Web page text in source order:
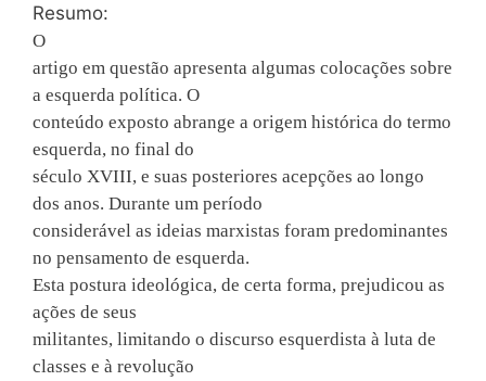
Resumo:
O
artigo em questão apresenta algumas colocações sobre
a esquerda política. O
conteúdo exposto abrange a origem histórica do termo
esquerda, no final do
século XVIII, e suas posteriores acepções ao longo
dos anos. Durante um período
considerável as ideias marxistas foram predominantes
no pensamento de esquerda.
Esta postura ideológica, de certa forma, prejudicou as
ações de seus
militantes, limitando o discurso esquerdista à luta de
classes e à revolução